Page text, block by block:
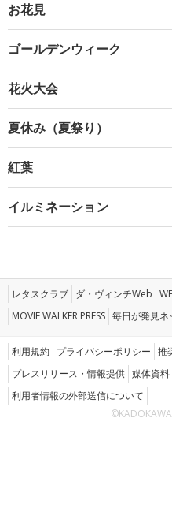
お花見
ゴールデンウィーク
花火大会
夏休み（夏祭り）
紅葉
イルミネーション
レタスクラブ ダ・ヴィンチWeb
MOVIE WALKER PRESS 毎日が発見ネ
利用規約 プライバシーポリシー 推
プレスリリース・情報提供 媒体資料
利用者情報の外部送信について